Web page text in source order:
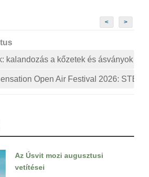
< >
kalandozás a kőzetek és ásványok
Open Air Festival 2026:
Az Úsvit mozi augusztusi
vetítései